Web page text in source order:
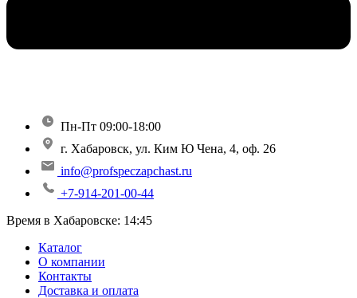
Пн-Пт 09:00-18:00
г. Хабаровск, ул. Ким Ю Чена, 4, оф. 26
info@profspeczapchast.ru
+7-914-201-00-44
Время в Хабаровске: 14:45
Каталог
О компании
Контакты
Доставка и оплата